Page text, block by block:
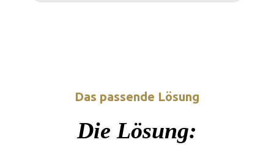
Das passende Lösung
Die Lösung: